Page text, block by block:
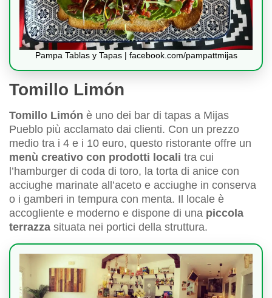
Pampa Tablas y Tapas | facebook.com/pampattmijas
Tomillo Limón
Tomillo Limón è uno dei bar di tapas a Mijas
Pueblo più acclamato dai clienti. Con un prezzo
medio tra i 4 e i 10 euro, questo ristorante offre un
menù creativo con prodotti locali tra cui
l’hamburger di coda di toro, la torta di anice con
acciughe marinate all’aceto e acciughe in conserva
o i gamberi in tempura con menta. Il locale è
accogliente e moderno e dispone di una piccola
terrazza situata nei portici della struttura.